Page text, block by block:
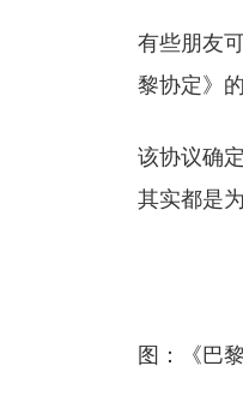
有些朋友
黎协定》
该协议确
其实都是
图：《巴